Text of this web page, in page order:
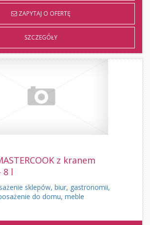
ZAPYTAJ O OFERTĘ
SZCZEGÓŁY
z kranem
8 l
sklepów, biur, gastronomii,
do domu, meble